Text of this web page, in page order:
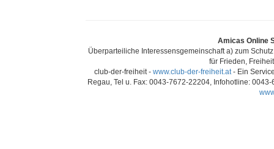
Amicas Online
Überparteiliche Interessensgemeinschaft a) zum
für Frieden,
club-der-freiheit - www.club-der-freiheit.at- Ein
Regau, Tel u. Fax: 0043-7672-22204, Infohotline: